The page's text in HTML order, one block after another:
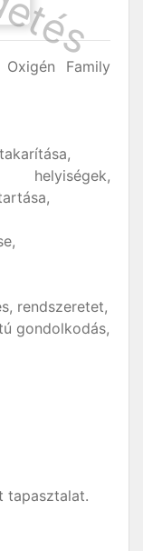
Family
helyiségek,
rendszeretet,
gondolkodás,
tapasztalat.